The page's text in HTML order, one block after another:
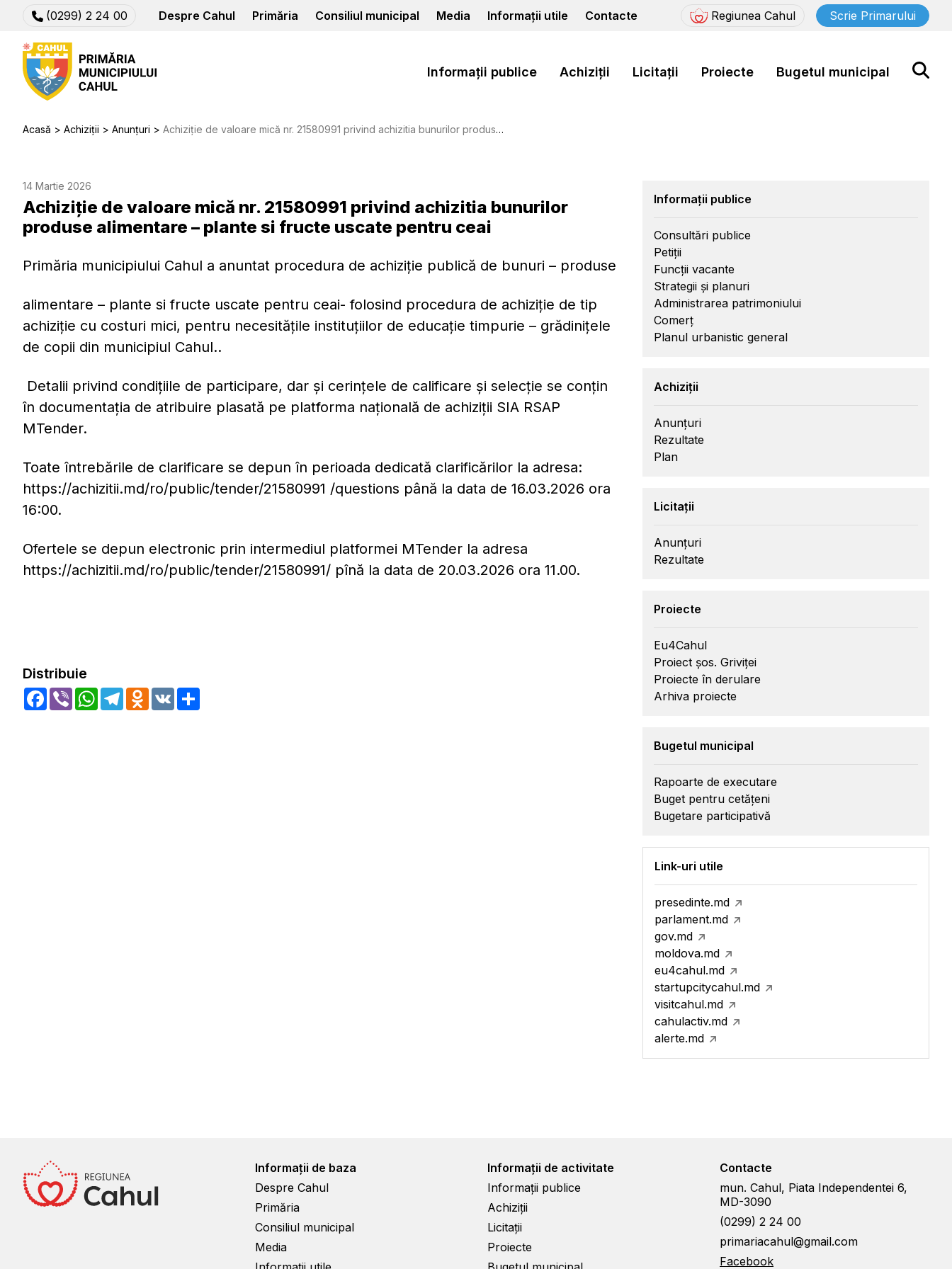
(0299) 2 24 00 Despre Cahul Primăria Consiliul municipal Media Informații utile Contacte Regiunea Cahul Scrie Primarului
Informații publice Achiziții Licitații Proiecte Bugetul municipal
Acasă Achiziții Anunțuri Achiziție de valoare mică nr. 21580991 privind achizitia bunurilor produse alimentare – plante si fructe uscate pentru ceai
14 Martie 2026
Achiziție de valoare mică nr. 21580991 privind achizitia bunurilor
produse alimentare – plante si fructe uscate pentru ceai
Primăria municipiului Cahul a anuntat procedura de achiziție publică de bunuri – produse
alimentare – plante si fructe uscate pentru ceai- folosind procedura de achiziție de tip
achiziție cu costuri mici, pentru necesitățile instituțiilor de educație timpurie – grădinițele
de copii din municipiul Cahul..
Detalii privind condițiile de participare, dar și cerințele de calificare și selecție se conțin
în documentația de atribuire plasată pe platforma națională de achiziții SIA RSAP
MTender.
Toate întrebările de clarificare se depun în perioada dedicată clarificărilor la adresa:
https://achizitii.md/ro/public/tender/21580991 /questions până la data de 16.03.2026 ora
16:00.
Ofertele se depun electronic prin intermediul platformei MTender la adresa
https://achizitii.md/ro/public/tender/21580991/ pînă la data de 20.03.2026 ora 11.00.
Distribuie
Facebook
Viber WhatsApp
TelegramOdnoklassniki
VK
Informații publice
Consultări publice
Petiții
Funcții vacante
Strategii și planuri
Administrarea patrimoniului
Comerț
Planul urbanistic general
Achiziții
Anunțuri
Rezultate
Plan
Licitații
Anunțuri
Rezultate
Proiecte
Eu4Cahul
Proiect șos. Griviței
Proiecte în derulare
Arhiva proiecte
Bugetul municipal
Rapoarte de executare
Buget pentru cetățeni
Bugetare participativă
Link-uri utile
presedinte.md
parlament.md
gov.md
moldova.md
eu4cahul.md
startupcitycahul.md
visitcahul.md
cahulactiv.md
alerte.md
Informații de baza
Despre Cahul
Primăria
Consiliul municipal
Media
Informații de activitate
Informații publice
Achiziții
Licitații
Proiecte
Contacte
mun. Cahul, Piata Independentei 6,
MD-3090
(0299) 2 24 00
primariacahul@gmail.com
Facebook